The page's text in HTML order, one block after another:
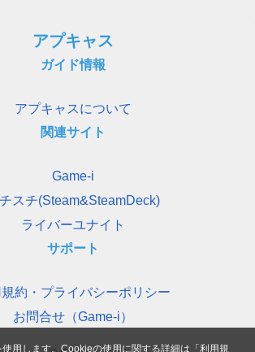
アプキャス
ガイド情報
アプキャスについて
関連サイト
Game-i
スチ(Steam&SteamDeck)
ライバーユナイト
サポート
約・プライバシーポリシー
お問合せ（Game-i）
用します。Cookieの使用に関する詳細は「利用規